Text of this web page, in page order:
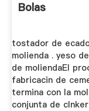
Bolas
tostador de
molienda . yeso
de moliendaEl
fabricacin de
termina con la
conjunta de